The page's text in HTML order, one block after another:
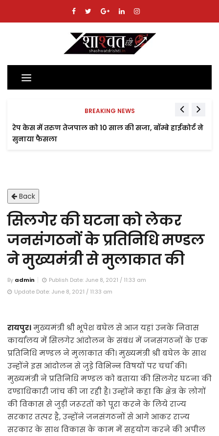
Toggle
navigation
BREAKING NEWS
रेप केस में तरुण तेजपाल को 10 साल की सजा, बॉम्बे हाईकोर्ट ने
सुनाया फैसला
Back
सिलगेर की घटना को लेकर
जनसंगठनों के प्रतिनिधि मण्डल
ने मुख्यमंत्री से मुलाकात की
By admin
Publish Date: June 8, 2021 / 11:33 am
Update Date: June 8, 2021 / 11:33 am
रायपुर।मुख्यमंत्री श्री भूपेश बघेल से आज यहां उनके निवास
कार्यालय में सिलगेर आंदोलन के संबंध में जनसंगठनों के एक
प्रतिनिधि मण्डल ने मुलाकात की। मुख्यमंत्री श्री बघेल के साथ
उन्होंने इस आंदोलन से जुडे़ विभिन्न विषयों पर चर्चा की।
मुख्यमंत्री ने प्रतिनिधि मण्डल को बताया की सिलगेर घटना की
दण्डाधिकारी जांच की जा रही है। उन्होंने कहा कि क्षेत्र के लोगों
की विकास से जुड़ी जरूरतों को पूरा करने के लिये राज्य
सरकार तत्पर है, उन्होंने जनसंगठनों से आगे आकर राज्य
सरकार के साथ विकास के काम में सहयोग करने की अपील